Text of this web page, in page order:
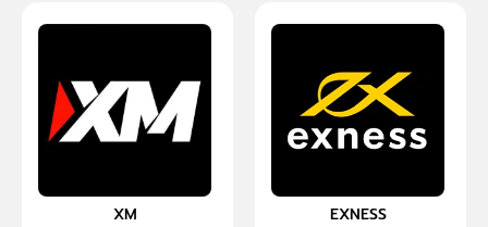
XM EXNESS